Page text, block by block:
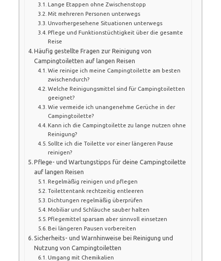
Lange Etappen ohne Zwischenstopp
Mit mehreren Personen unterwegs
Unvorhergesehene Situationen unterwegs
Pflege und Funktionstüchtigkeit über die gesamte
Reise
Häufig gestellte Fragen zur Reinigung von
Campingtoiletten auf langen Reisen
Wie reinige ich meine Campingtoilette am besten
zwischendurch?
Welche Reinigungsmittel sind für Campingtoiletten
geeignet?
Wie vermeide ich unangenehme Gerüche in der
Campingtoilette?
Kann ich die Campingtoilette zu lange nutzen ohne
Reinigung?
Sollte ich die Toilette vor einer längeren Pause
reinigen?
Pflege- und Wartungstipps für deine Campingtoilette
auf langen Reisen
Regelmäßig reinigen und pflegen
Toilettentank rechtzeitig entleeren
Dichtungen regelmäßig überprüfen
Mobiliar und Schläuche sauber halten
Pflegemittel sparsam aber sinnvoll einsetzen
Bei längeren Pausen vorbereiten
Sicherheits- und Warnhinweise bei Reinigung und
Nutzung von Campingtoiletten
Umgang mit Chemikalien